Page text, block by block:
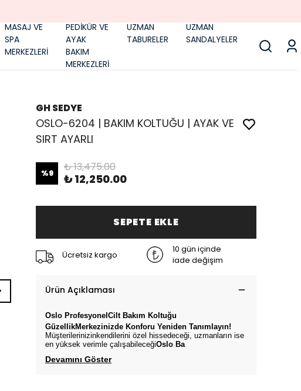
MASAJ VE
SPA
MERKEZLERİ
PEDİKÜR VE
AYAK
BAKIM
MERKEZLERİ
UZMAN
TABURELER
UZMAN
SANDALYELER
GH SEDYE
OSLO-6204 | BAKIM KOLTUĞU | AYAK VE
SIRT AYARLI
%9 ₺ 13,475.00
₺ 12,250.00
SEPETE EKLE
Ücretsiz kargo
10 gün içinde
iade değişim
Ürün Açıklaması
Oslo ProfesyonelCilt Bakım Koltuğu
GüzellikMerkezinizde Konforu Yeniden Tanımlayın!
Müşterilerinizinkendilerini özel hissedeceği, uzmanların ise
en yüksek verimle çalışabileceğiOslo Ba
Devamını Göster